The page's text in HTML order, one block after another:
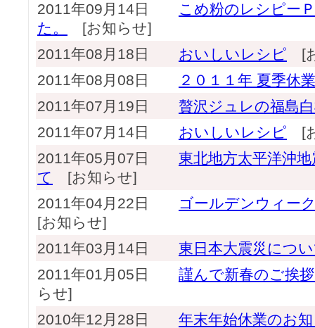
2011年09月14日 こめ粉のレシピー
た。
[お知らせ]
2011年08月18日 おいしいレシピ [
2011年08月08日
２０１１年 夏季休
2011年07月19日 贅沢ジュレの福島
2011年07月14日 おいしいレシピ [
2011年05月07日 東北地方太平洋沖
て
[お知らせ]
2011年04月22日
ゴールデンウィー
[お知らせ]
2011年03月14日 東日本大震災につ
2011年01月05日 謹んで新春のご挨
らせ]
2010年12月28日 年末年始休業のお